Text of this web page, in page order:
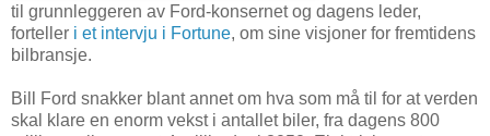
til grunnleggeren av Ford-konsernet og dagens leder,
forteller i et intervju i Fortune, om sine visjoner for fremtidens
bilbransje.
Bill Ford snakker blant annet om hva som må til for at verden
skal klare en enorm vekst i antallet biler, fra dagens 800